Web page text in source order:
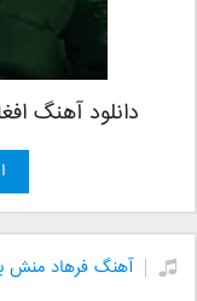
دانلود آهنگ
آهنگ فرهاد منش